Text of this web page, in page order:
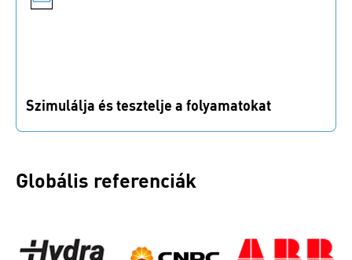
Szimulálja és tesztelje a folyamatokat
Globális referenciák